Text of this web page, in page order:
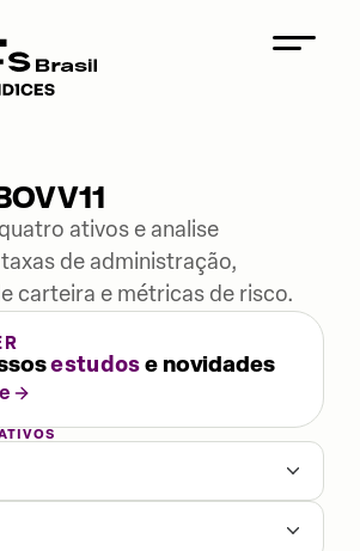
ativos e analise
de administração,
carteira e métricas de risco.
estudose novidades